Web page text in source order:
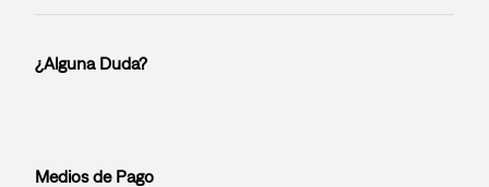
¿Alguna Duda?
Medios de Pago